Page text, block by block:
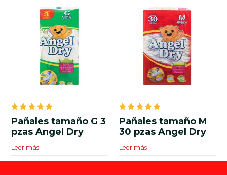
Valorado
en
5.00
de 5
Pañales tamaño G 3
pzas Angel Dry
Leer más
Valorado
en
5.00
de 5
Pañales tamaño M
30 pzas Angel Dry
Leer más